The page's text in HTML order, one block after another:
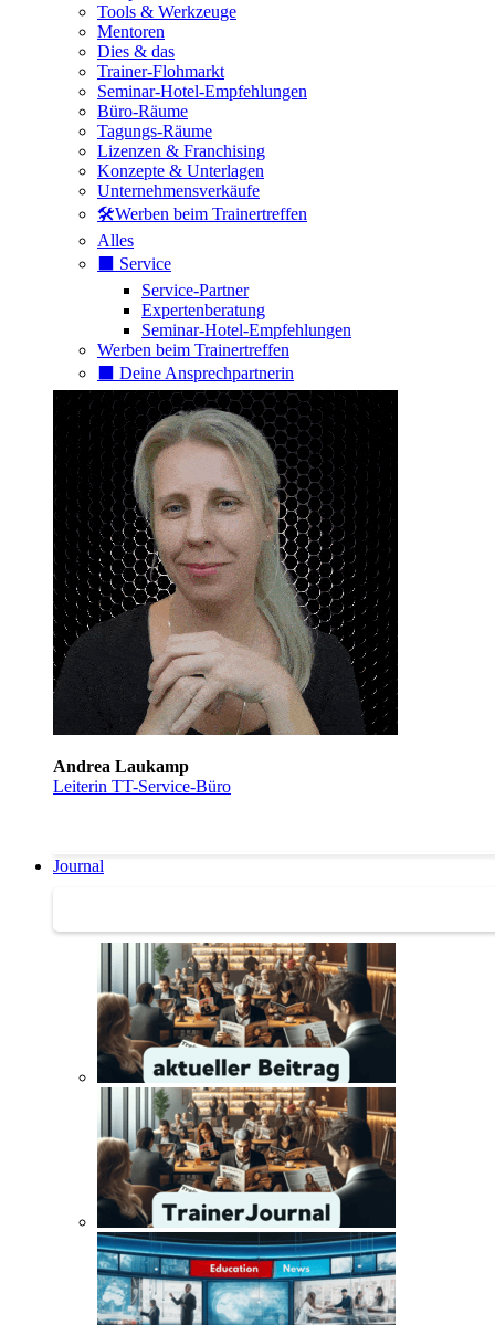
Tools & Werkzeuge
Mentoren
Dies & das
Trainer-Flohmarkt
Seminar-Hotel-Empfehlungen
Büro-Räume
Tagungs-Räume
Lizenzen & Franchising
Konzepte & Unterlagen
Unternehmensverkäufe
🛠️Werben beim Trainertreffen
Alles
⬛️ Service
Service-Partner
Expertenberatung
Seminar-Hotel-Empfehlungen
Werben beim Trainertreffen
⬛️ Deine Ansprechpartnerin
Andrea Laukamp
Leiterin TT-Service-Büro
Journal